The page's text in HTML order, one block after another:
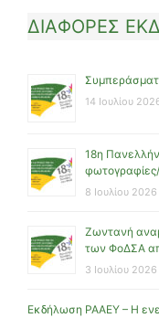
ΔΙΑΦΟΡΕΣ
14 Ιουλίου
18η
8 Ιουλίου 2026
Ζωντανή
των ΦοΔΣΑ
3 Ιουλίου 2026
Εκδήλωση ΡΑΑΕΥ – Η